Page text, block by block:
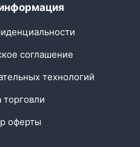
соглашение
технологий
торговли
оферты